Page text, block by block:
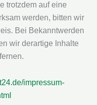
trotzdem auf eine
werden, bitten wir
Bei Bekanntwerden
wir derartige Inhalte
impressum-